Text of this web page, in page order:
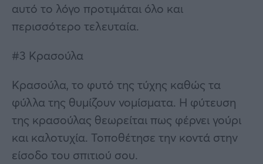
αυτό το λόγο προτιμάται όλο και
περισσότερο τελευταία.
#3 Κρασούλα
Κρασούλα, το φυτό της τύχης καθώς τα
φύλλα της θυμίζουν νομίσματα. Η φύτευση
της κρασούλας θεωρείται πως φέρνει γούρι
και καλοτυχία. Τοποθέτησε την κοντά στην
είσοδο του σπιτιού σου.